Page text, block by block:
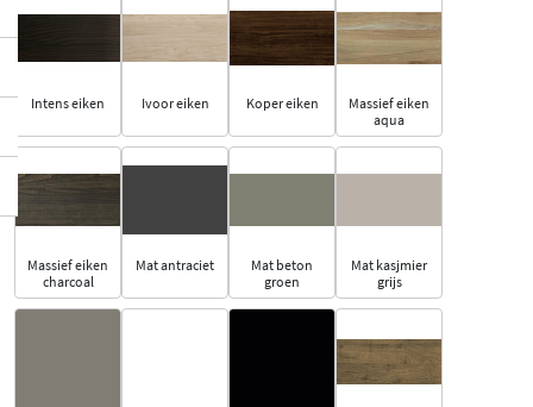
Intens eiken Ivoor eiken Koper eiken
Massief eiken
aqua
Massief eiken
charcoal
Mat antraciet
Mat beton
groen
Mat kasjmier
grijs